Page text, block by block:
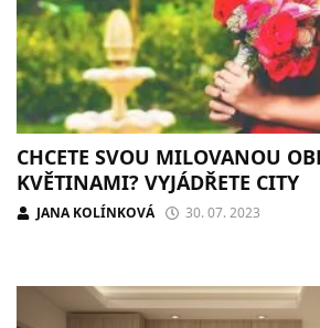
CHCETE SVOU MILOVANOU
KVĚTINAMI? VYJÁDŘETE CITY
JANA KOLÍNKOVÁ 30. 07. 2023